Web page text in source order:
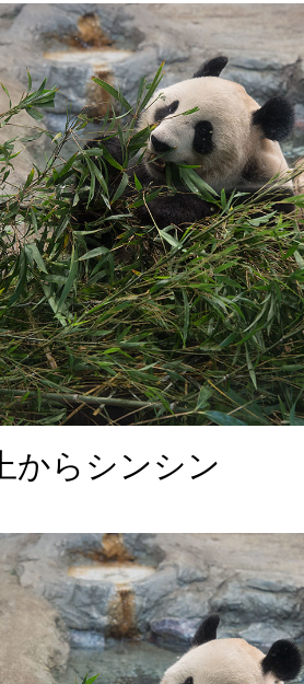
上からシンシン